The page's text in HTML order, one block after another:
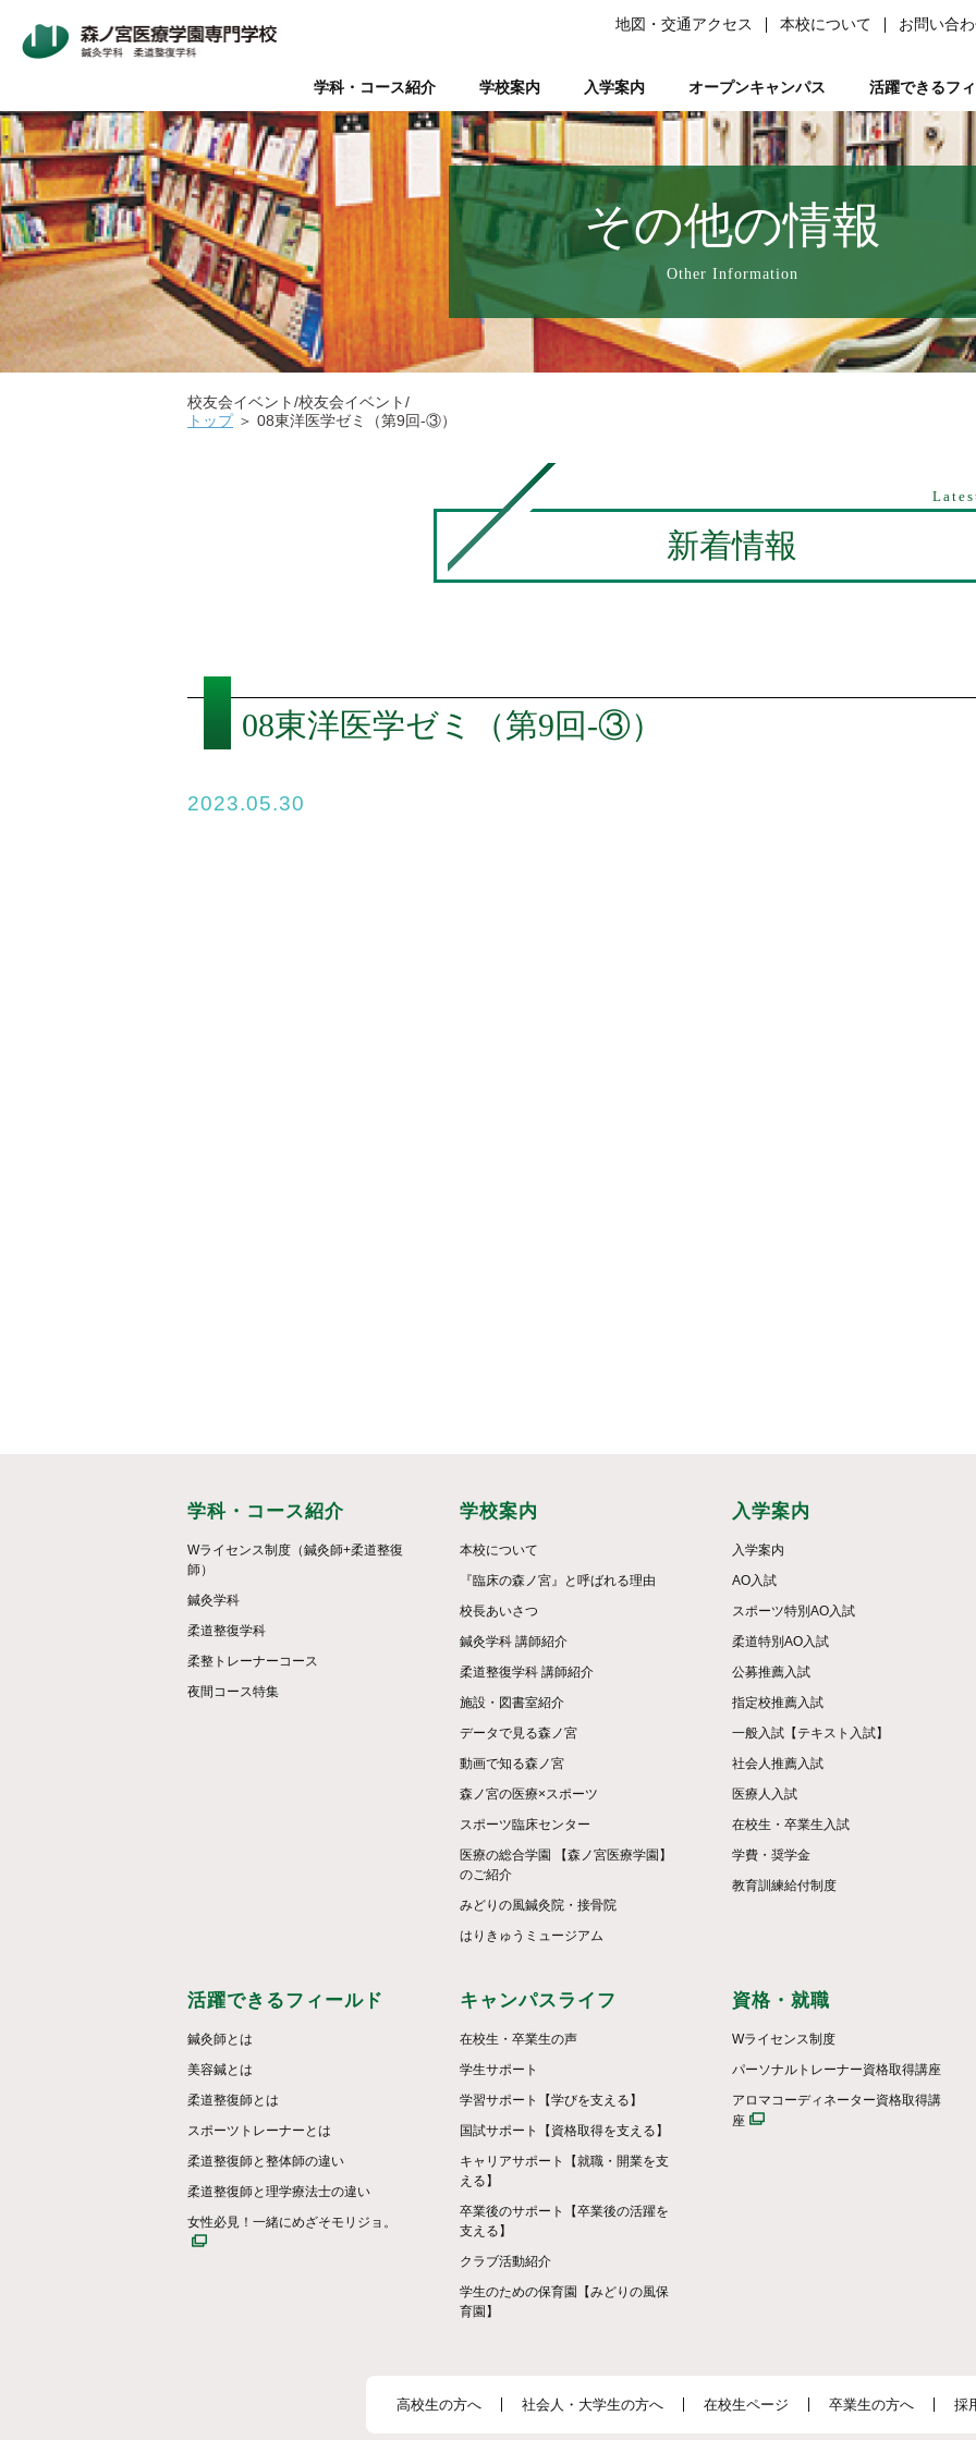
地図・交通アクセス 本校について お問い合
学科・コース紹介
Wライセンス制度（鍼灸師+柔道整復師） 鍼灸学科 柔道整復学科 柔整トレーナ
学校案内
本校について 『臨床の森ノ宮』と呼ばれる理由 校長あいさつ 鍼灸学科 講師紹
データで見る森ノ宮 動画で知る森ノ宮 森ノ宮の医療×スポーツ スポーツ臨床セ
医療の総合学園 【森ノ宮医療学園】のご紹介 はりきゅう
入学案内
入学案内 AO入試 スポーツ特別AO入試 柔道特別AO入試 公募推薦入試
社会人推薦入試 医療人入試 在校生・卒業生入試 学費・奨学金
オープンキャンパス
オープンキャンパス 平日ミニオープンキャンパス AO入試対策講座
活躍できるフ
鍼灸師とは 美容鍼とは 柔道整復師とは スポーツトレーナーとは 柔道
柔道整復師と理学療法士の違い 女性必見！一緒にめざそモリジョ。
在校生・卒業生の声 学生サポート 学習サポート【学びを支える】 国試サポー
キャリアサポート【就職・開業を支える】 卒業後のサポート【卒業後の活躍を支える】
学生のための保育園【みどりの風保育園】
Wライセンス制度 パーソナルトレーナー資格取得講座 アロマコーディネーター資格取
新着情報 Q&A（よくある質問） 研究活動 フリー冊子【ここ＋から(PLUS)】
情報の公表 関係団体ページ お問い合わせ
その他の情報
Other Information
校友会イベント/校友会イベント/
トップ＞ 08東洋医学ゼミ（第9回-③）
新着情報
08東洋医学ゼミ（第9回-③）
2023.05.30
学科・コース紹介
Wライセンス制度（鍼灸師+柔道整復
師）
鍼灸学科
柔道整復学科
柔整トレーナーコース
夜間コース特集
学校案内
本校について
『臨床の森ノ宮』と呼ばれる理由
校長あいさつ
鍼灸学科 講師紹介
柔道整復学科 講師紹介
施設・図書室紹介
データで見る森ノ宮
動画で知る森ノ宮
森ノ宮の医療×スポーツ
スポーツ臨床センター
医療の総合学園 【森ノ宮医療学園】
のご紹介
みどりの風鍼灸院・接骨院
はりきゅうミュージアム
入学案内
入学案内
AO入試
スポーツ特別AO入試
柔道特別AO入試
公募推薦入試
指定校推薦入試
一般入試【テキスト入試】
社会人推薦入試
医療人入試
在校生・卒業生入試
学費・奨学金
教育訓練給付制度
活躍できるフィールド
鍼灸師とは
美容鍼とは
柔道整復師とは
スポーツトレーナーとは
柔道整復師と整体師の違い
柔道整復師と理学療法士の違い
女性必見！一緒にめざそモリジョ。
キャンパスライフ
在校生・卒業生の声
学生サポート
学習サポート【学びを支える】
国試サポート【資格取得を支える】
キャリアサポート【就職・開業を支
える】
卒業後のサポート【卒業後の活躍を
支える】
クラブ活動紹介
学生のための保育園【みどりの風保
育園】
資格・就職
Wライセンス制度
パーソナルトレーナー資格取得講座
アロマコーディネーター資格取得講
座
高校生の方へ 社会人・大学生の方へ 在校生ページ 卒業生の方へ 採